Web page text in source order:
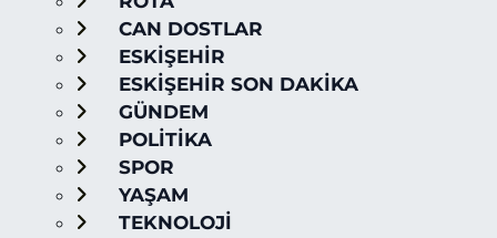
CAN DOSTLAR
ESKİŞEHİR
ESKİŞEHİR SON DAKİKA
GÜNDEM
POLİTİKA
SPOR
YAŞAM
TEKNOLOJİ